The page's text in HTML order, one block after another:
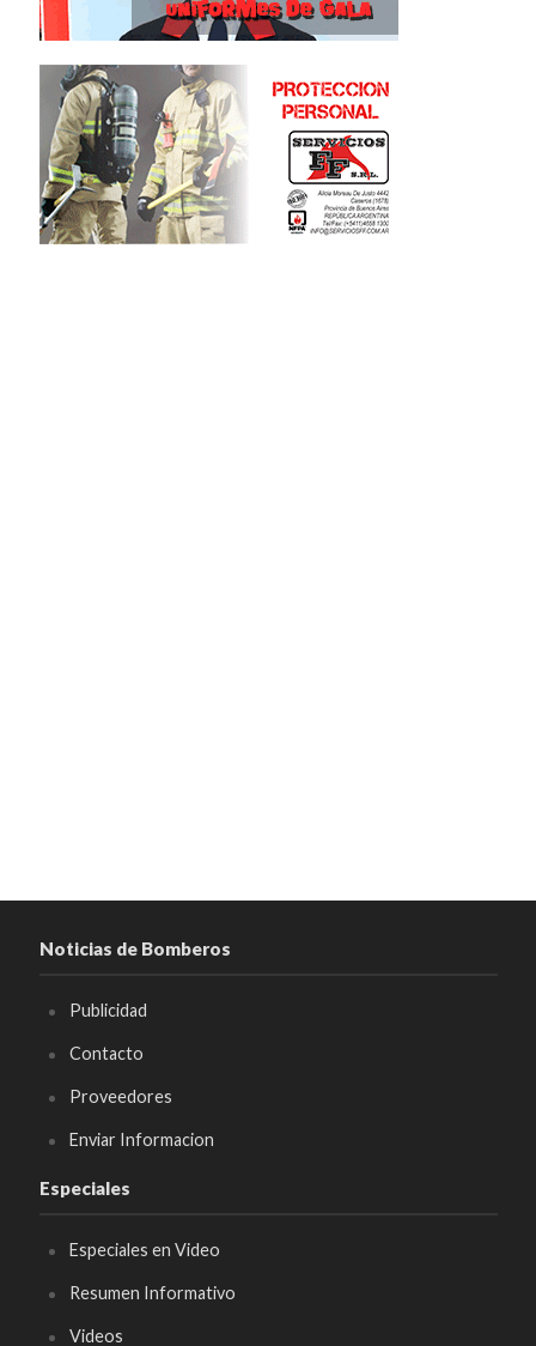
Noticias de Bomberos
Publicidad
Contacto
Proveedores
Enviar Informacion
Especiales
Especiales en Video
Resumen Informativo
Videos